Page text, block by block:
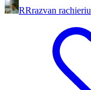
RRrazvan rachieriu